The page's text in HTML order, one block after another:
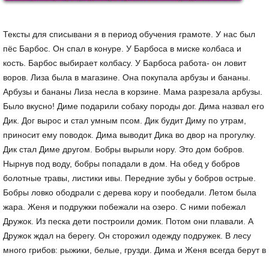
Тексты для списывани я в период обучения грамоте. У нас был
пёс Барбос. Он спал в конуре. У Барбоса в миске колбаса и
кость. Барбос выбирает колбасу. У Барбоса работа- он ловит
воров. Лиза была в магазине. Она покупала арбузы и бананы.
Арбузы и бананы Лиза несла в корзине. Мама разрезала арбузы.
Было вкусно! Диме подарили собаку породы дог. Дима назвал его
Дик. Дог вырос и стал умным псом. Дик будит Диму по утрам,
приносит ему поводок. Дима выводит Дика во двор на прогулку.
Дик стал Диме другом. Бобры вырыли нору. Это дом бобров.
Нырнув под воду, бобры попадали в дом. На обед у бобров
болотные травы, листики ивы. Передние зубы у бобров острые.
Бобры ловко ободрали с дерева кору и пообедали. Летом была
жара. Женя и подружки побежали на озеро. С ними побежал
Дружок. Из песка дети построили домик. Потом они плавали. А
Дружок ждал на берегу. Он сторожил одежду подружек. В лесу
много грибов: рыжики, белые, грузди. Дима и Женя всегда берут в